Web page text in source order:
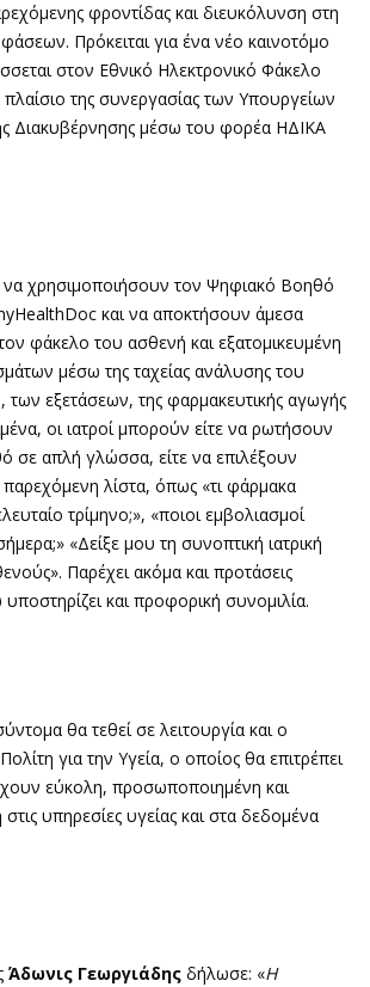
φροντίδας και διευκόλυνση στη
Πρόκειται για ένα νέο καινοτόμο
στον Εθνικό Ηλεκτρονικό Φάκελο
της συνεργασίας των Υπουργείων
Διακυβέρνησης μέσω του φορέα ΗΔΙΚΑ
να χρησιμοποιήσουν τον Ψηφιακό Βοηθό
και να αποκτήσουν άμεσα
φάκελο του ασθενή και εξατομικευμένη
μέσω της ταχείας ανάλυσης του
των εξετάσεων, της φαρμακευτικής αγωγής
οι ιατροί μπορούν είτε να ρωτήσουν
σε απλή γλώσσα, είτε να επιλέξουν
λίστα, όπως «τι φάρμακα
τρίμηνο;», «ποιοι εμβολιασμοί
«Δείξε μου τη συνοπτική ιατρική
Παρέχει ακόμα και προτάσεις
και προφορική συνομιλία.
θα τεθεί σε λειτουργία και ο
για την Υγεία, ο οποίος θα επιτρέπει
εύκολη, προσωποποιημένη και
υπηρεσίες υγείας και στα δεδομένα
Άδωνις Γεωργιάδης δήλωσε: «Η